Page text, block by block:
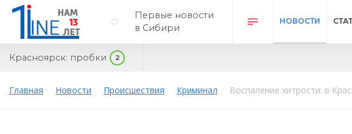
Первые новости
в Сибири
НОВОСТИ
Красноярск: пробки 2
Главная Новости Происшествия Криминал Воспаление хитрости: в